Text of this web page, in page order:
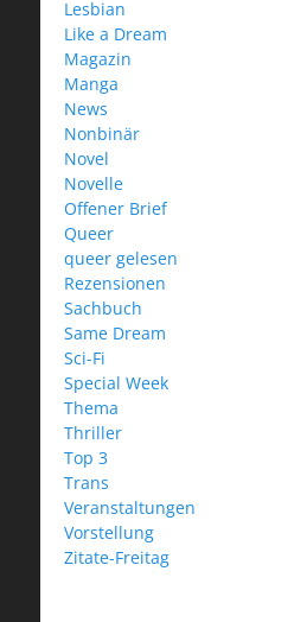
Lesbian
Like a Dream
Magazin
Manga
News
Nonbinär
Novel
Novelle
Offener Brief
Queer
queer gelesen
Rezensionen
Sachbuch
Same Dream
Sci-Fi
Special Week
Thema
Thriller
Top 3
Trans
Veranstaltungen
Vorstellung
Zitate-Freitag